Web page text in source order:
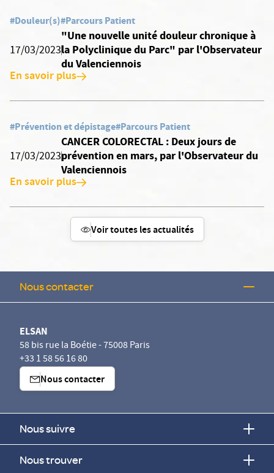
#Douleur(s)#Parcours Patient
17/03/2023
"Une nouvelle unité douleur chronique à
la Polyclinique du Parc" par l'Observateur
du Valenciennois
En savoir plus
#Prévention et dépistage#Parcours Patient
17/03/2023
CANCER COLORECTAL : Deux jours de
prévention en mars, par l'Observateur du
Valenciennois
En savoir plus
Voir toutes les actualités
Nous contacter
ELSAN
58 bis rue la Boétie - 75008 Paris
+33 1 58 56 16 80
Nous contacter
Nous suivre
Nous trouver